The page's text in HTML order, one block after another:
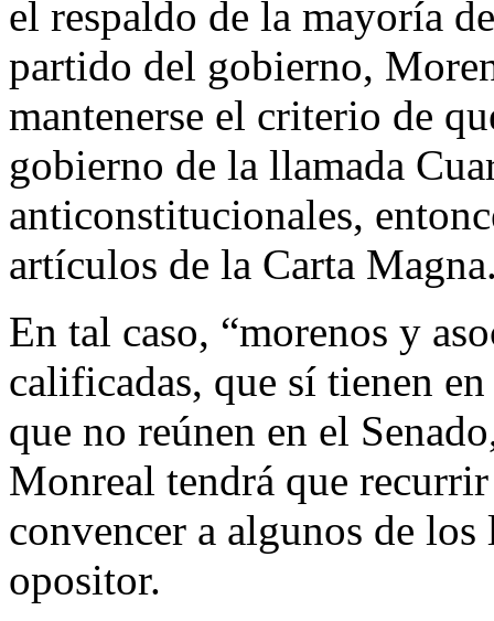
el respaldo de la mayoría
partido del gobierno,
mantenerse el criterio de
gobierno de la llamada
anticonstitucionales,
artículos de la Carta
En tal caso, “morenos y
calificadas, que sí tienen
que no reúnen en el
Monreal tendrá que
convencer a algunos de
opositor.